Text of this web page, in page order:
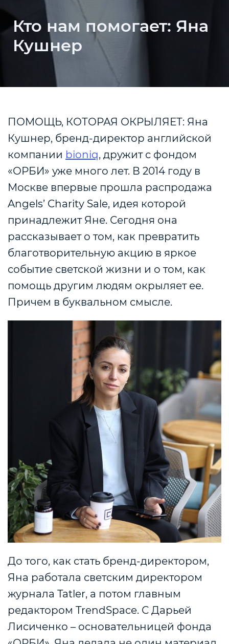
Кто нам помогает: Яна
Кушнер
ПОМОЩЬ, КОТОРАЯ ОКРЫЛЯЕТ: Яна
Кушнер, бренд-директор английской
компании bioniq, дружит с фондом
«ОРБИ» уже много лет. В 2014 году в
Москве впервые прошла распродажа
Angels’ Charity Sale, идея которой
принадлежит Яне. Сегодня она
рассказывает о том, как превратить
благотворительную акцию в яркое
событие светской жизни и о том, как
помощь другим людям окрыляет ее.
Причем в буквальном смысле.
До того, как стать бренд-директором,
Яна работала светским директором
журнала Tatler, а потом главным
редактором TrendSpace. С Дарьей
Лисиченко – основательницей фонда